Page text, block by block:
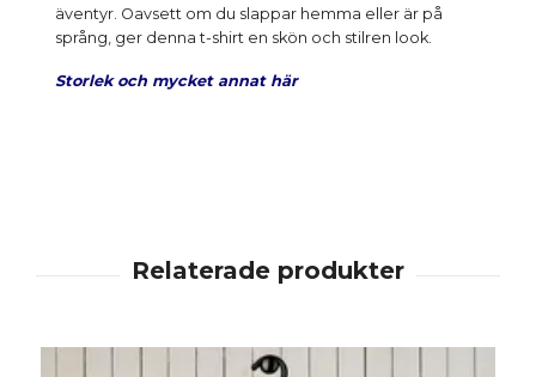
äventyr. Oavsett om du slappar hemma eller är på
språng, ger denna t-shirt en skön och stilren look.
Storlek och mycket annat här